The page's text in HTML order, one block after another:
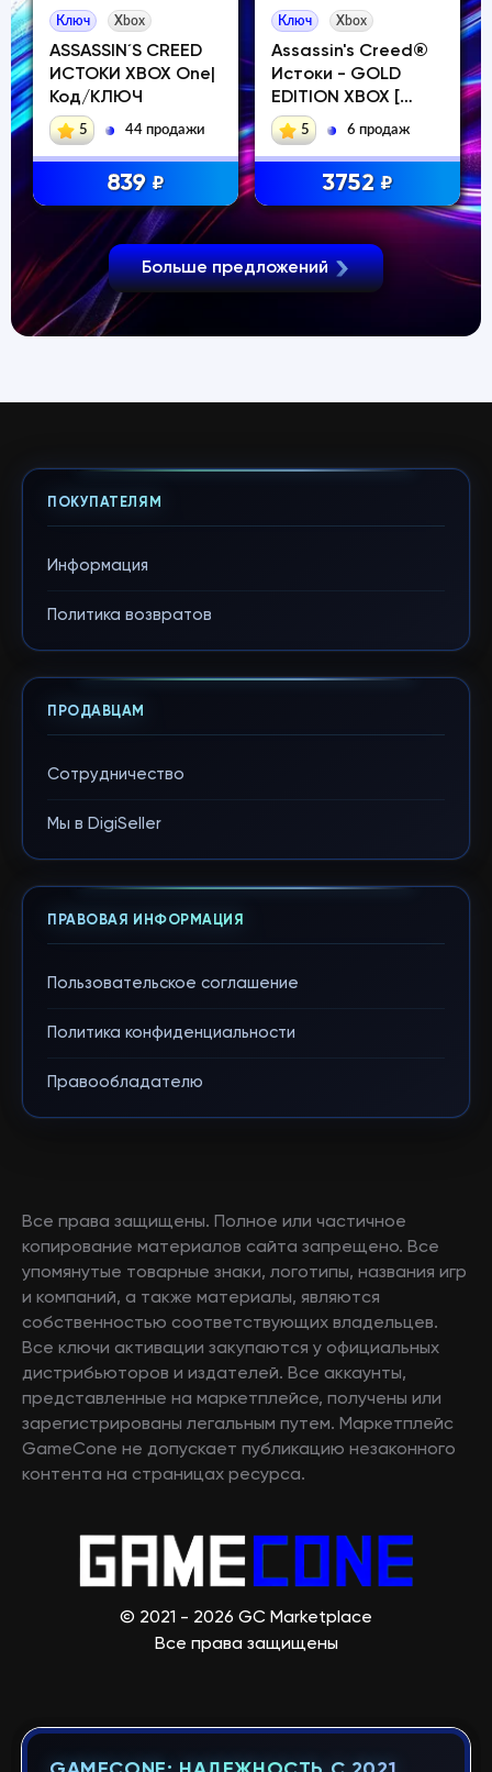
Ключ Xbox
ASSASSIN´S CREED
ИСТОКИ XBOX One|
Код/КЛЮЧ
5 44 продажи
839 ₽
Ключ Xbox
Assassin's Creed®
Истоки - GOLD
EDITION XBOX [
Ключ ]
5 6 продаж
3752 ₽
Больше предложений
ПОКУПАТЕЛЯМ
Информация
Политика возвратов
ПРОДАВЦАМ
Сотрудничество
Мы в DigiSeller
ПРАВОВАЯ ИНФОРМАЦИЯ
Пользовательское соглашение
Политика конфиденциальности
Правообладателю
Все права защищены. Полное или частичное
копирование материалов сайта запрещено. Все
упомянутые товарные знаки, логотипы, названия игр
и компаний, а также материалы, являются
собственностью соответствующих владельцев.
Все ключи активации закупаются у официальных
дистрибьюторов и издателей. Все аккаунты,
представленные на маркетплейсе, получены или
зарегистрированы легальным путем. Маркетплейс
GameCone не допускает публикацию незаконного
контента на страницах ресурса.
© 2021 - 2026 GC Marketplace
Все права защищены